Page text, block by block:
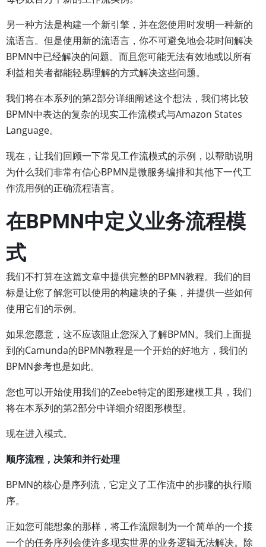
另一种方法是构建一个新引擎，并在您使用时发明一种新的
流语言。但是使用新的流语言，你不可避免地会花时间解决
BPMN中已经解决的问题。而且您可能无法有效地或以所有
利益相关者都能轻易理解的方式解决这些问题。
我们将在本系列的第2部分详细阐述这个想法，我们将比较
BPMN中表达的复杂的现实工作流模式与Amazon States
Language。
现在，让我们回顾一下常见工作流模式的示例，以帮助说明
为什么我们非常有信心BPMN是微服务编排和其他下一代工
作流用例的正确流程语言。
在BPMN中定义业务流程模
式
我们不打算在这篇文章中提供完整的BPMN教程。我们的目
标是让您了解您可以使用的构建块的子集，并提供一些如何
使用它们的示例。
如果您愿意，这不应该阻止您深入了解BPMN。我们上面提
到的Camunda的BPMN教程是一个开始的好地方，我们的
BPMN参考也是如此。
您也可以开始使用我们的Zeebe特定的图形建模工具，我们
将在本系列的第2部分中详细介绍图形模型。
现在进入模式。
顺序流程，决策和并行处理
BPMN的核心是序列流，它定义了工作流中的步骤的执行顺
序。
正如您可能想象的那样，将工作流限制为一个简单的一个接
一个的任务序列会使许多现实世界的业务逻辑无法解决。除